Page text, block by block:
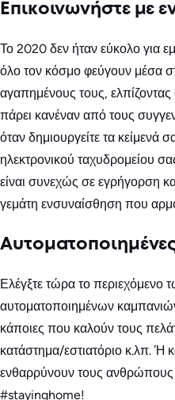
Επικοινωνήστε με
Το 2020 δεν ήταν εύκολο για
όλο τον κόσμο φεύγουν μέσα
αγαπημένους τους,
πάρει κανέναν από τους
όταν δημιουργείτε τα κείμενά
ηλεκτρονικού ταχυδρομείου
είναι συνεχώς σε εγρήγορση
γεμάτη ενσυναίσθηση που
Ελέγξτε τώρα το περιεχόμενο
αυτοματοποιημένων
κάποιες που καλούν τους
κατάστημα/εστιατόριο κ.λπ.
ενθαρρύνουν τους
#stayinghome!